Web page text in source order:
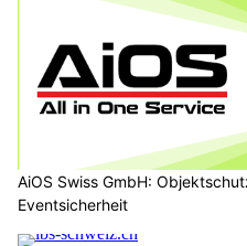
AiOS Swiss GmbH:
Eventsicherheit